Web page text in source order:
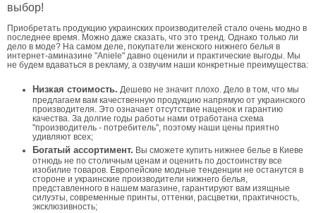
выбор!
Приобретать продукцию украинских производителей стало очень модно в
последнее время. Можно даже сказать, что это тренд. Однако только ли
дело в моде? На самом деле, покупатели женского нижнего белья в
интернет-аминазине "Aniele" давно оценили и практические выгоды. Мы
не будем вдаваться в рекламу, а озвучим наши конкретные преимущества:
Низкая стоимость. Дешево не значит плохо. Дело в том, что мы
предлагаем вам качественную продукцию напрямую от украинского
производителя. Это означает отсутствие наценок и гарантию
качества. За долгие годы работы нами отработана схема
"производитель - потребитель", поэтому наши цены приятно
удивляют всех;
Богатый ассортимент. Вы сможете купить нижнее белье в Киеве
отнюдь не по столичным ценам и оценить по достоинству все
изобилие товаров. Европейские модные тенденции не останутся в
стороне и украинские производители нижнего белья,
представленного в нашем магазине, гарантируют вам изящные
силуэты, современные принты, оттенки, расцветки, практичность,
эксклюзивность;